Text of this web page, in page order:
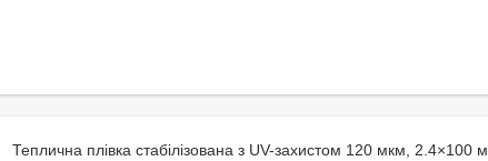
Теплична плівка стабілізована з UV-захистом 120 мкм, 2.4×100 м